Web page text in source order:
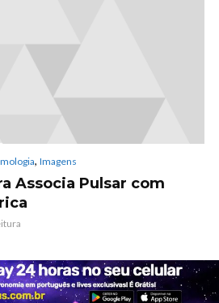
, Imagens
Associa Pulsar com